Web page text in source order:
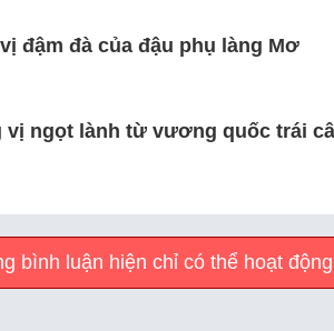
đậm đà của đậu phụ làng Mơ
vị ngọt lành từ vương quốc trái
bình luận hiện chỉ có thể hoạt